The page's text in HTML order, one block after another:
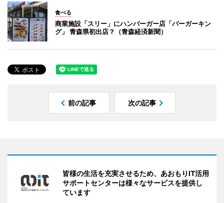
食べる
商業施設「スリー」にハンバーガー店「バーガーキン
グ」 青森県初出店？（青森経済新聞）
前の記事 次の記事
皆様の生活を充実させるため、あおもりIT活用
サポートセンターは様々なサービスを提供し
ています